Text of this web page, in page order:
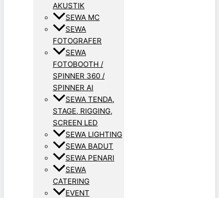
AKUSTIK
SEWA MC
SEWA
FOTOGRAFER
SEWA
FOTOBOOTH /
SPINNER 360 /
SPINNER AI
SEWA TENDA,
STAGE, RIGGING,
SCREEN LED
SEWA LIGHTING
SEWA BADUT
SEWA PENARI
SEWA
CATERING
EVENT